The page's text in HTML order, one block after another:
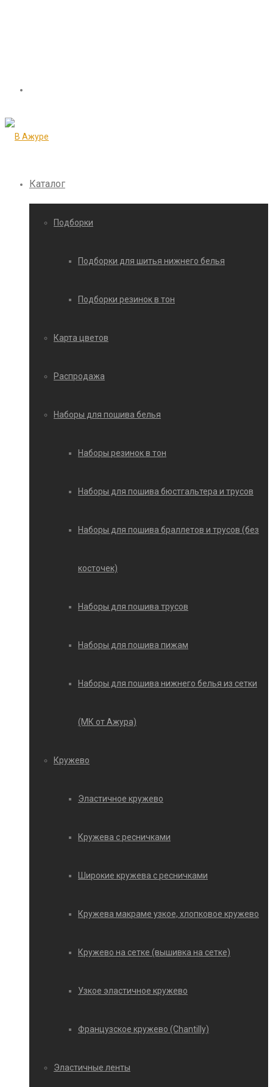
Каталог
Подборки
Подборки для шитья нижнего белья
Подборки резинок в тон
Карта цветов
Распродажа
Наборы для пошива белья
Наборы резинок в тон
Наборы для пошива бюстгальтера и трусов
Наборы для пошива браллетов и трусов (без
косточек)
Наборы для пошива трусов
Наборы для пошива пижам
Наборы для пошива нижнего белья из сетки
(МК от Ажура)
Кружево
Эластичное кружево
Кружева с ресничками
Широкие кружева с ресничками
Кружева макраме узкое, хлопковое кружево
Кружево на сетке (вышивка на сетке)
Узкое эластичное кружево
Французское кружево (Chantilly)
Эластичные ленты